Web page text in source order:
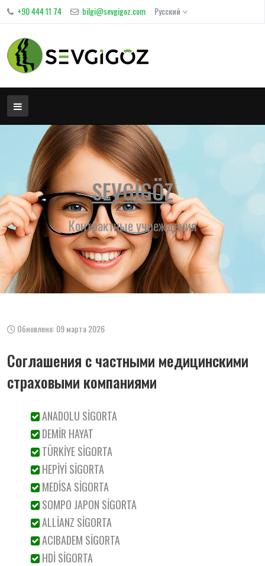
+90 444 11 74 bilgi@sevgigoz.com Русский
SEVGİGÖZ
Контрактные учреждения
Обновлено: 09 марта 2026
Соглашения с частными медицинскими
страховыми компаниями
ANADOLU SİGORTA
DEMİR HAYAT
TÜRKİYE SİGORTA
HEPİYİ SİGORTA
MEDİSA SİGORTA
SOMPO JAPON SİGORTA
ALLİANZ SİGORTA
ACIBADEM SİGORTA
HDİ SİGORTA